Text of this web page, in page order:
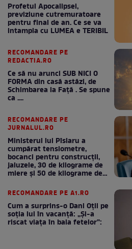
Profetul Apocalipsei,
previziune cutremuratoare
pentru final de an. Ce se va
intampla cu LUMEA e TERIBIL
RECOMANDARE PE
REDACTIA.RO
Ce să nu arunci SUB NICI O
FORMA din casă astăzi, de
Schimbarea la Față . Se spune
ca ....
RECOMANDARE PE
JURNALUL.RO
Ministerul lui Pîslaru a
cumpărat tensiometre,
bocanci pentru construcții,
jaluzele, 30 de kilograme de
miere și 50 de kilograme de
RECOMANDARE PE A1.RO
Cum a surprins-o Dani Oțil pe
soția lui în vacanță: „Și-a
riscat viața în baia fetelor”: